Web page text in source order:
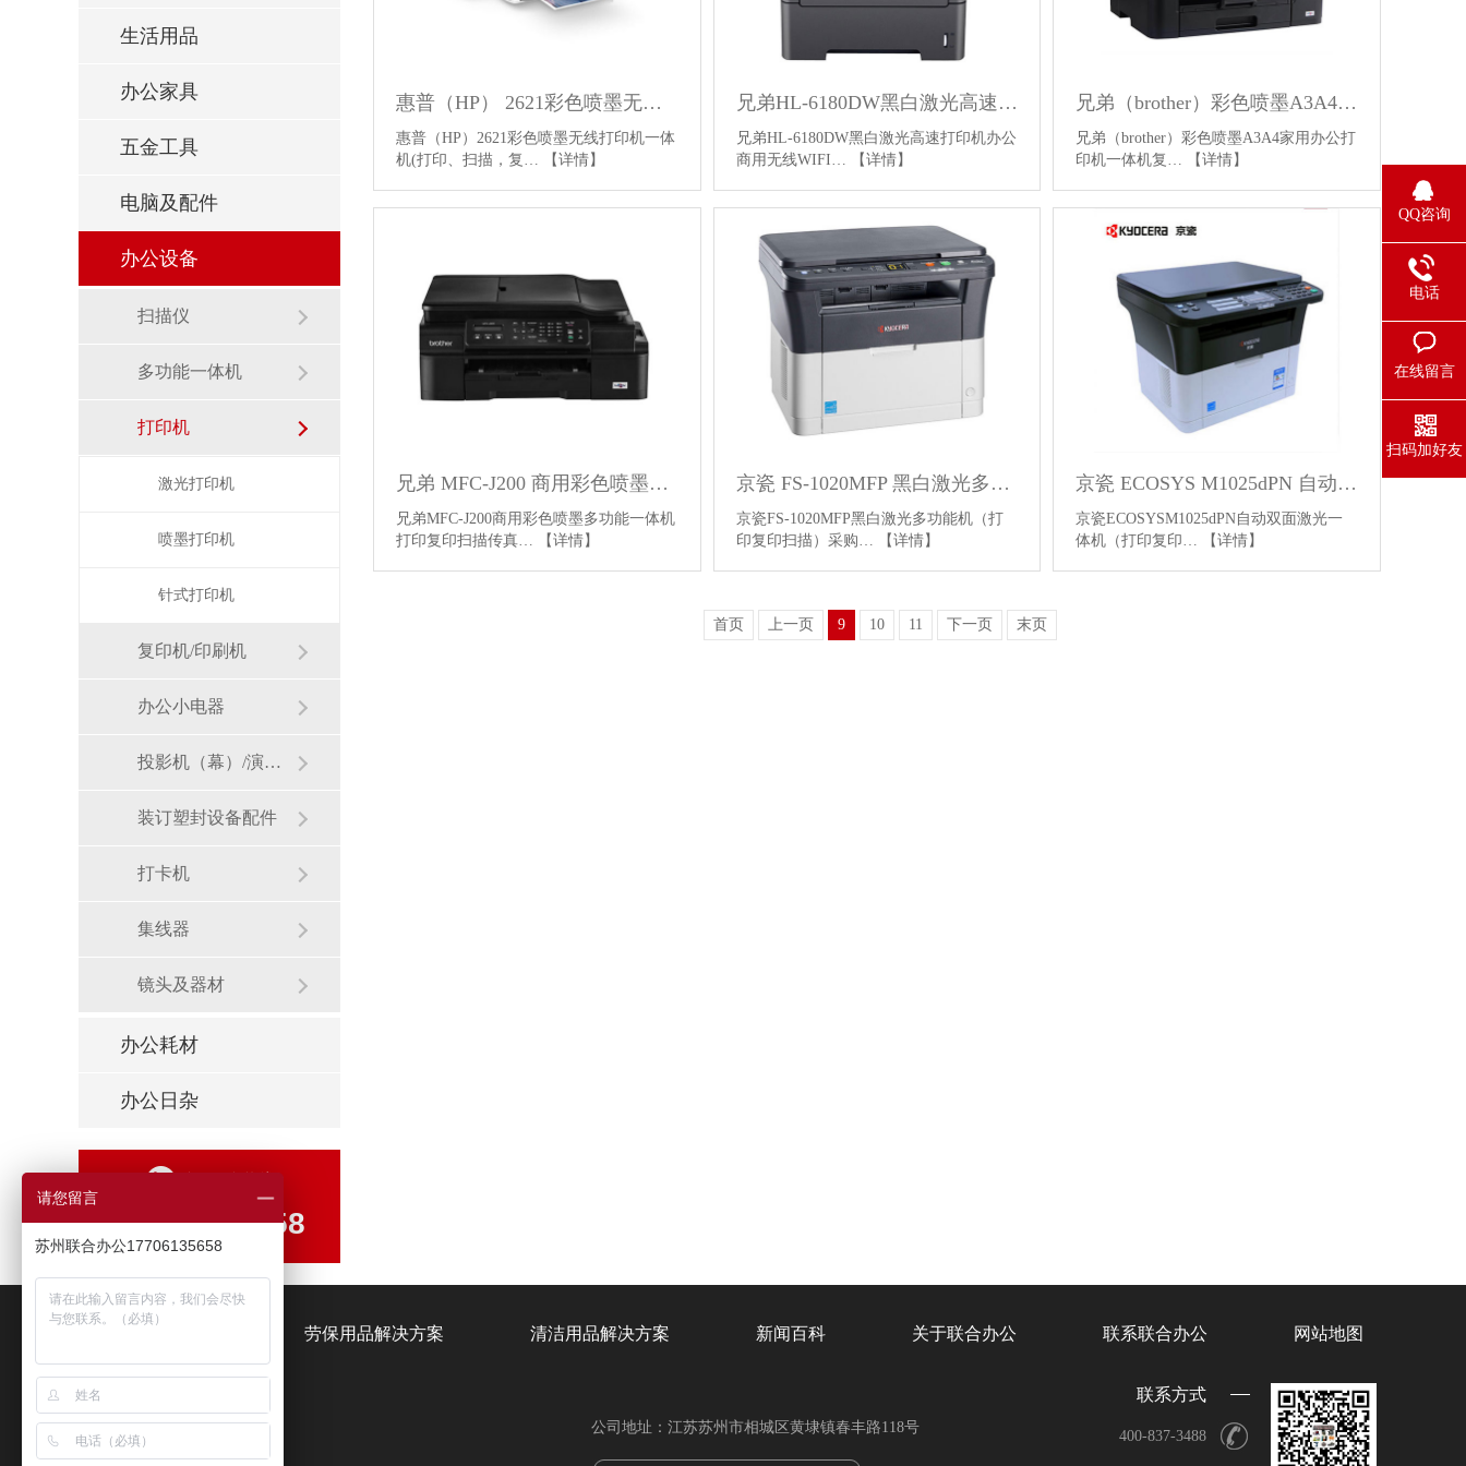
生活用品
办公家具
五金工具
电脑及配件
办公设备
扫描仪
多功能一体机
打印机
激光打印机
喷墨打印机
针式打印机
复印机/印刷机
办公小电器
投影机（幕）/演示用品
装订塑封设备配件
打卡机
集线器
镜头及器材
办公耗材
办公日杂
17706135658
惠普（HP） 2621彩色喷墨无线打印机一体机 (打印、扫描，复印)
惠普（HP）2621彩色喷墨无线打印机一体
机(打印、扫描，复…
【详情】
兄弟HL-6180DW黑白激光高速打印机办公商用无线WIFI自动双面有线网络
兄弟HL-6180DW黑白激光高速打印机办公
商用无线WIFI…
【详情】
兄弟（brother）彩色喷墨A3A4家用办公打印机一体机
兄弟（brother）彩色喷墨A3A4家用办公打
印机一体机复…
【详情】
兄弟 MFC-J200 商用彩色喷墨多功能一体机打印复印扫描传真机
兄弟MFC-J200商用彩色喷墨多功能一体机
打印复印扫描传真…
【详情】
京瓷 FS-1020MFP 黑白激光多功能机（打印 复印 扫描）
京瓷FS-1020MFP黑白激光多功能机（打
印复印扫描）采购…
【详情】
京瓷 ECOSYS M1025dPN 自动双面激光一体机（打印 复印 扫描）
京瓷ECOSYSM1025dPN自动双面激光一
体机（打印复印…
【详情】
首页 上一页 9 10 11 下一页 末页
劳保用品解决方案 清洁用品解决方案 新闻百科 关于联合办公 联系联合办公 网站地图
联系方式
400-837-3488
公司地址：江苏苏州市相城区黄埭镇春丰路118号
QQ咨询
电话
在线留言
扫码加好友
请您留言
苏州联合办公17706135658